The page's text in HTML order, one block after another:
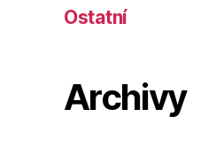
Ostatní
Archivy